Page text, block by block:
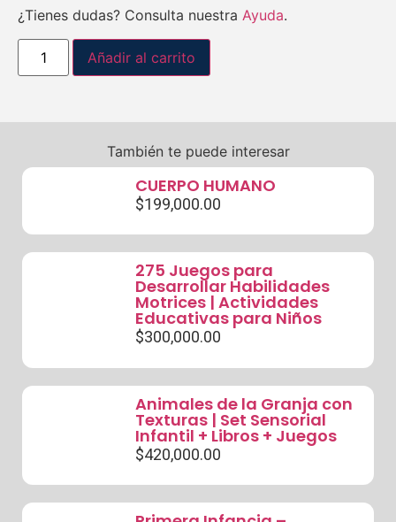
¿Tienes dudas? Consulta nuestra Ayuda.
Añadir al carrito
También te puede interesar
CUERPO HUMANO
$199,000.00
275 Juegos para
Desarrollar Habilidades
Motrices | Actividades
Educativas para Niños
$300,000.00
Animales de la Granja con
Texturas | Set Sensorial
Infantil + Libros + Juegos
$420,000.00